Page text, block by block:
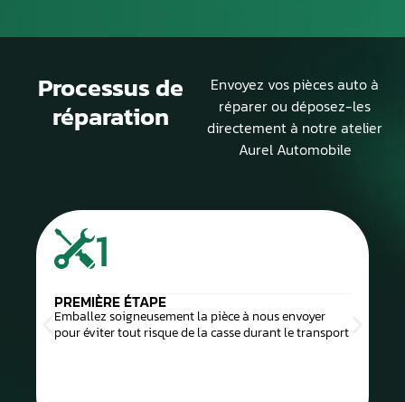
Processus de
réparation
Envoyez vos pièces auto à
réparer ou déposez-les
directement à notre atelier
Aurel Automobile
1
PREMIÈRE ÉTAPE
Emballez soigneusement la pièce à nous envoyer
pour éviter tout risque de la casse durant le transport